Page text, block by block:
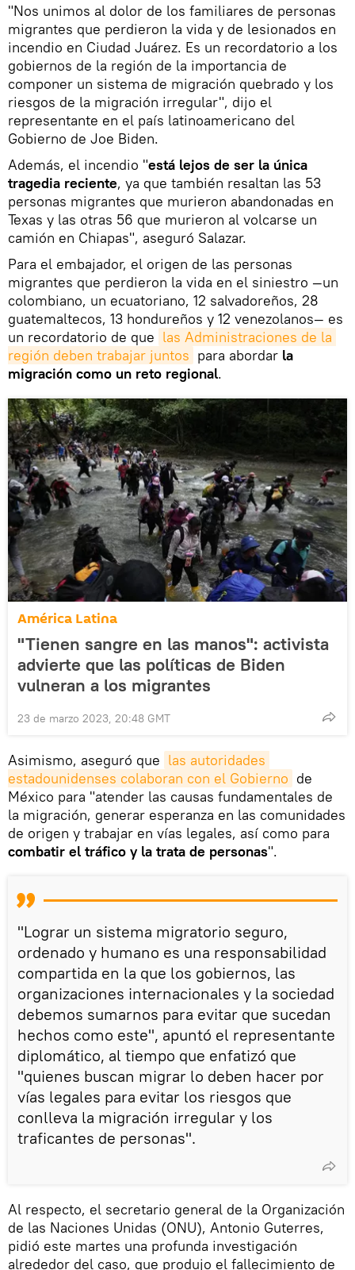
"Nos unimos al dolor de los familiares de personas
migrantes que perdieron la vida y de lesionados en
incendio en Ciudad Juárez. Es un recordatorio a los
gobiernos de la región de la importancia de
componer un sistema de migración quebrado y los
riesgos de la migración irregular", dijo el
representante en el país latinoamericano del
Gobierno de Joe Biden.
Además, el incendio "está lejos de ser la única
tragedia reciente, ya que también resaltan las 53
personas migrantes que murieron abandonadas en
Texas y las otras 56 que murieron al volcarse un
camión en Chiapas", aseguró Salazar.
Para el embajador, el origen de las personas
migrantes que perdieron la vida en el siniestro —un
colombiano, un ecuatoriano, 12 salvadoreños, 28
guatemaltecos, 13 hondureños y 12 venezolanos— es
un recordatorio de que las Administraciones de la
región deben trabajar juntos para abordar la
migración como un reto regional.
América Latina
"Tienen sangre en las manos": activista
advierte que las políticas de Biden
vulneran a los migrantes
23 de marzo 2023, 20:48 GMT
Asimismo, aseguró que las autoridades
estadounidenses colaboran con el Gobierno de
México para "atender las causas fundamentales de
la migración, generar esperanza en las comunidades
de origen y trabajar en vías legales, así como para
combatir el tráfico y la trata de personas".
"Lograr un sistema migratorio seguro,
ordenado y humano es una responsabilidad
compartida en la que los gobiernos, las
organizaciones internacionales y la sociedad
debemos sumarnos para evitar que sucedan
hechos como este", apuntó el representante
diplomático, al tiempo que enfatizó que
"quienes buscan migrar lo deben hacer por
vías legales para evitar los riesgos que
conlleva la migración irregular y los
traficantes de personas".
Al respecto, el secretario general de la Organización
de las Naciones Unidas (ONU), Antonio Guterres,
pidió este martes una profunda investigación
alrededor del caso, que produjo el fallecimiento de